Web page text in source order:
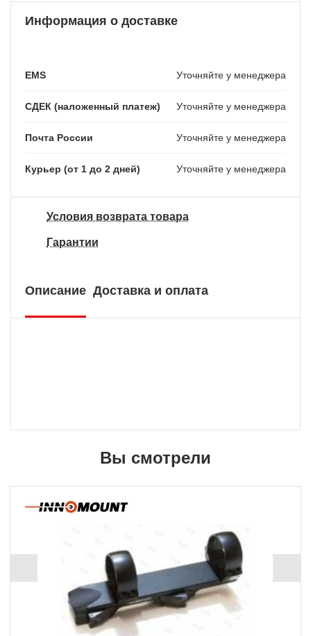
Информация о доставке
EMS Уточняйте у менеджера
СДЕК (наложенный платеж) Уточняйте у менеджера
Почта России Уточняйте у менеджера
Курьер (от 1 до 2 дней) Уточняйте у менеджера
Условия возврата товара
Гарантии
Описание Доставка и оплата
Вы смотрели